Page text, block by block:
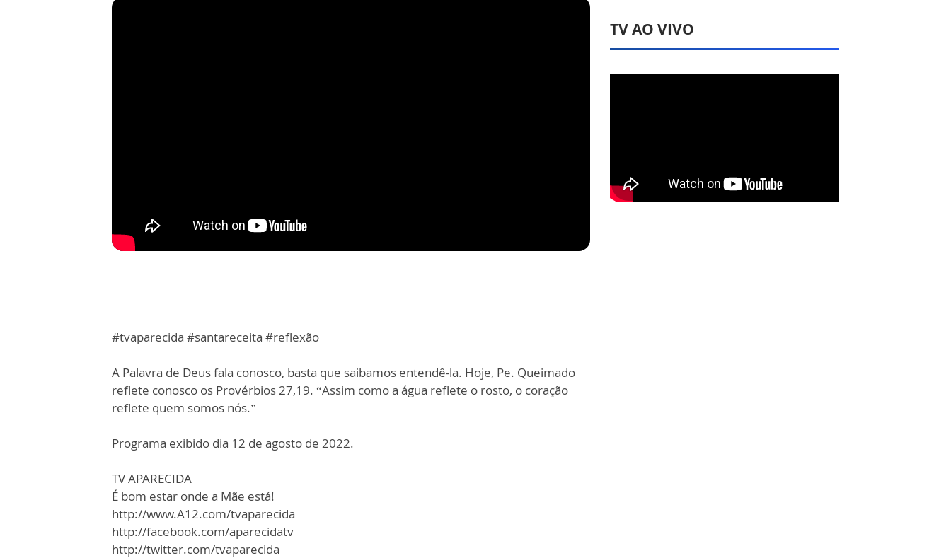
#tvaparecida #santareceita #reflexão
A Palavra de Deus fala conosco, basta que saibamos entendê-la. Hoje, Pe. Queimado
reflete conosco os Provérbios 27,19. “Assim como a água reflete o rosto, o coração
reflete quem somos nós.”
Programa exibido dia 12 de agosto de 2022.
TV APARECIDA
É bom estar onde a Mãe está!
http://www.A12.com/tvaparecida
http://facebook.com/aparecidatv
http://twitter.com/tvaparecida
TV AO VIVO